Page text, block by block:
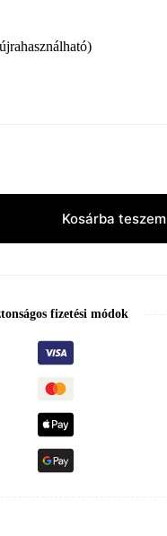
Kosárba teszem
fizetési módok